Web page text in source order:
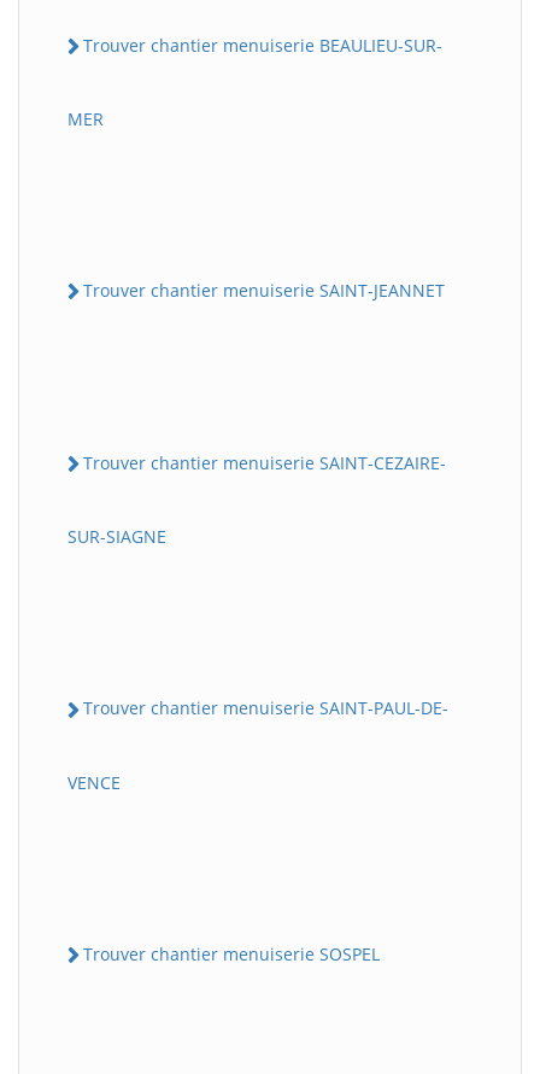
Trouver chantier menuiserie BEAULIEU-SUR-
MER
Trouver chantier menuiserie SAINT-JEANNET
Trouver chantier menuiserie SAINT-CEZAIRE-
SUR-SIAGNE
Trouver chantier menuiserie SAINT-PAUL-DE-
VENCE
Trouver chantier menuiserie SOSPEL